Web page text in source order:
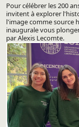
Pour célébrer les 200
invitent à explorer
l'image comme source
inaugurale vous
par Alexis Lecomte.